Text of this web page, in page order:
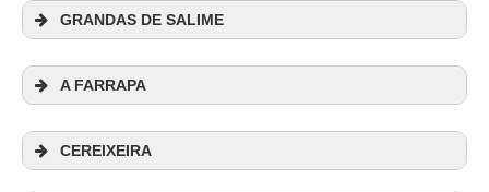
GRANDAS DE SALIME
A FARRAPA
CEREIXEIRA